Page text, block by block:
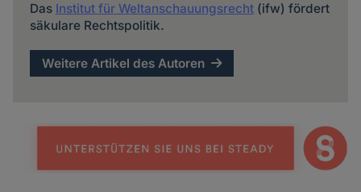
Das Institut für Weltanschauungsrecht(ifw) fördert
säkulare Rechtspolitik.
Weitere Artikel des Autoren